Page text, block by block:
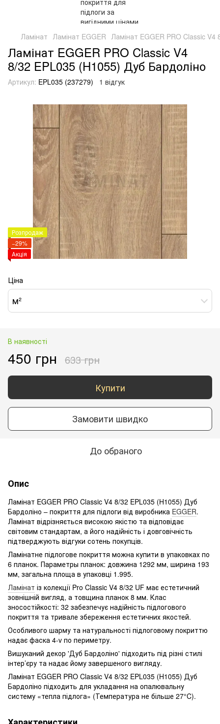
Ламінат Ламінат EGGER Ламінат EGGER PRO Classic
Ламінат EGGER PRO Classic V4
8/32 EPL035 (H1055) Дуб Бардоліно
Артикул: EPL035 (237279) 1 відгук
Розпродаж
−29%
Акція
Ціна
м²
В наявності
450 грн 633 грн
Купити
Замовити швидко
До обраного
Опис
Ламінат EGGER PRO Classic V4 8/32 EPL035 (H1055) Дуб
Бардоліно – покриття для підлоги від виробника EGGER.
Ламінат відрізняється високою якістю та відповідає
світовим стандартам, а його надійність і довговічність
підтверджують відгуки сотень покупців.
Ламінатне підлогове покриття можна купити в упаковках по
6 планок. Параметры планок: довжина 1292 мм, ширина 193
мм, загальна площа в упаковці 1.995.
Ламінат із колекції Pro Classic V4 8/32 UF має естетичний
зовнішній вигляд, а товщина планок 8 мм. Клас
зносостійкості: 32 забезпечує надійність підлогового
покриття та тривале збереження естетичних якостей.
Особливого шарму та натуральності підлоговому покриттю
надає фаска 4-v по периметру.
Вишуканий декор 'Дуб Бардоліно' підходить під різні стилі
інтер’єру та надає йому завершеного вигляду.
Ламінат EGGER PRO Classic V4 8/32 EPL035 (H1055) Дуб
Бардоліно підходить для укладання на опалювальну
систему «тепла підлога» (Температура не більше 27°C).